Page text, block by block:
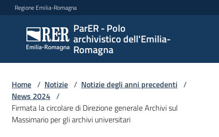
Vai al contenuto
Vai alla navigazione
Vai al footer
Regione Emilia-Romagna
ParER - Polo
archivistico dell'Emilia-
Romagna
ParER -
Polo
archivistico
Romagna
Polo
Home / Notizie / Notizie degli anni precedenti /
News 2024 /
Firmata la circolare di Direzione generale Archivi sul
Massimario per gli archivi universitari